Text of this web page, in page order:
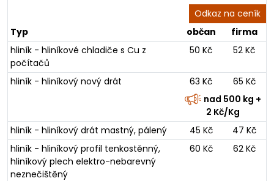
Odkaz na ceník
Typ
občan
firma
hliník - hliníkové chladiče s Cu z
počítačů
50 Kč 52 Kč
hliník - hliníkový nový drát 63 Kč
65 Kč
nad 500 kg +
2 Kč/Kg
hliník - hliníkový drát mastný, pálený
45 Kč
47 Kč
hliník - hliníkový profil tenkostěnný,
hliníkový plech elektro-nebarevný
neznečištěný
60 Kč 62 Kč